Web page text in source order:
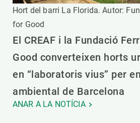
Hort del barri La Florida. Autor:
for Good
El CREAF i la Fundació
Good converteixen horts
en “laboratoris vius” per
ambiental de Barcelona
ANAR A LA NOTÍCIA